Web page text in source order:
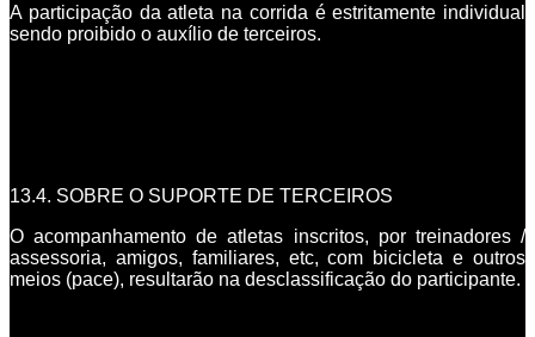
A participação da atleta na corrida é estritamente individual
sendo proibido o auxílio de terceiros.
13.4. SOBRE O SUPORTE DE TERCEIROS
O acompanhamento de atletas inscritos, por treinadores /
assessoria, amigos, familiares, etc, com bicicleta e outros
meios (pace), resultarão na desclassificação do participante.